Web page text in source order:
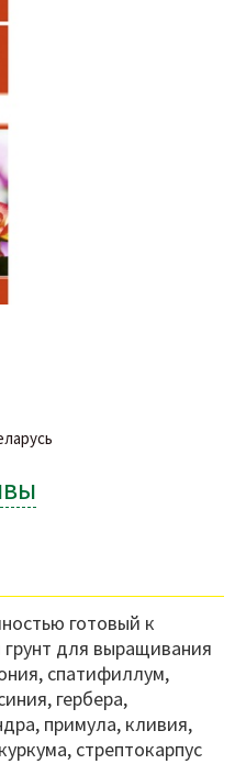
готовый к
для выращивания
спатифиллум,
гербера,
примула, кливия,
стрептокарпус